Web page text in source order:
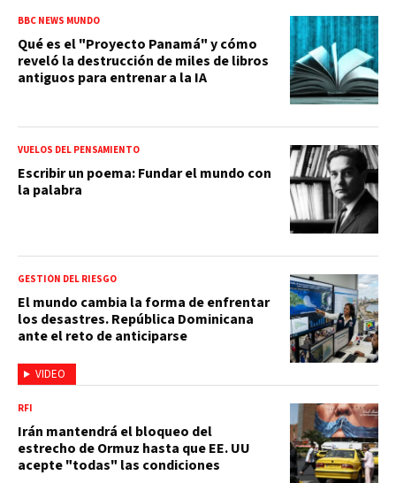
BBC NEWS MUNDO
Qué es el "Proyecto Panamá" y cómo
reveló la destrucción de miles de libros
antiguos para entrenar a la IA
VUELOS DEL PENSAMIENTO
Escribir un poema: Fundar el mundo con
la palabra
VIDEO
GESTIÓN DEL RIESGO
El mundo cambia la forma de enfrentar
los desastres. República Dominicana
ante el reto de anticiparse
RFI
Irán mantendrá el bloqueo del
estrecho de Ormuz hasta que EE. UU
acepte "todas" las condiciones